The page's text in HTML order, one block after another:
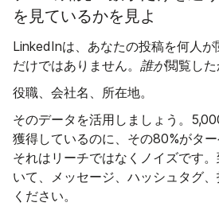
を見ているかを見よ
LinkedInは、あなたの投稿を何人
だけではありません。 誰が閲覧した
役職、会社名、所在地。
そのデータを活用しましょう。
獲得しているのに、その80%がター
それはリーチではなくノイズです
いて、メッセージ、ハッシュタグ
ください。